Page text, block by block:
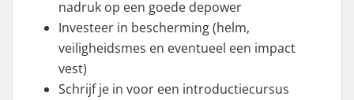
nadruk op een goede depower
Investeer in bescherming (helm,
veiligheidsmes en eventueel een impact
vest)
Schrijf je in voor een introductiecursus